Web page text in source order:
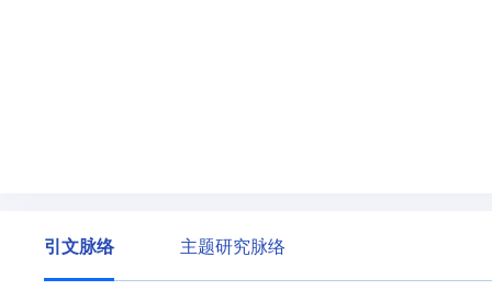
引文脉络 主题研究脉络